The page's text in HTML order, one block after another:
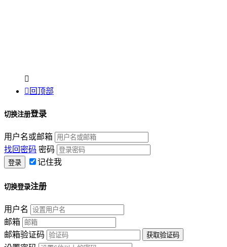

 回顶部
切换注册登录
用户名或邮箱
找回密码 密码
记住我
切换登录注册
用户名
邮箱
邮箱验证码